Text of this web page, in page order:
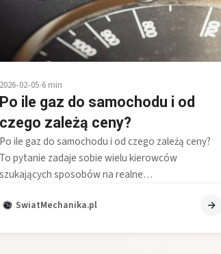
2026-02-05•6 min
Po ile gaz do samochodu i od
czego zależą ceny?
Po ile gaz do samochodu i od czego zależą ceny?
To pytanie zadaje sobie wielu kierowców
szukających sposobów na realne…
SwiatMechanika.pl